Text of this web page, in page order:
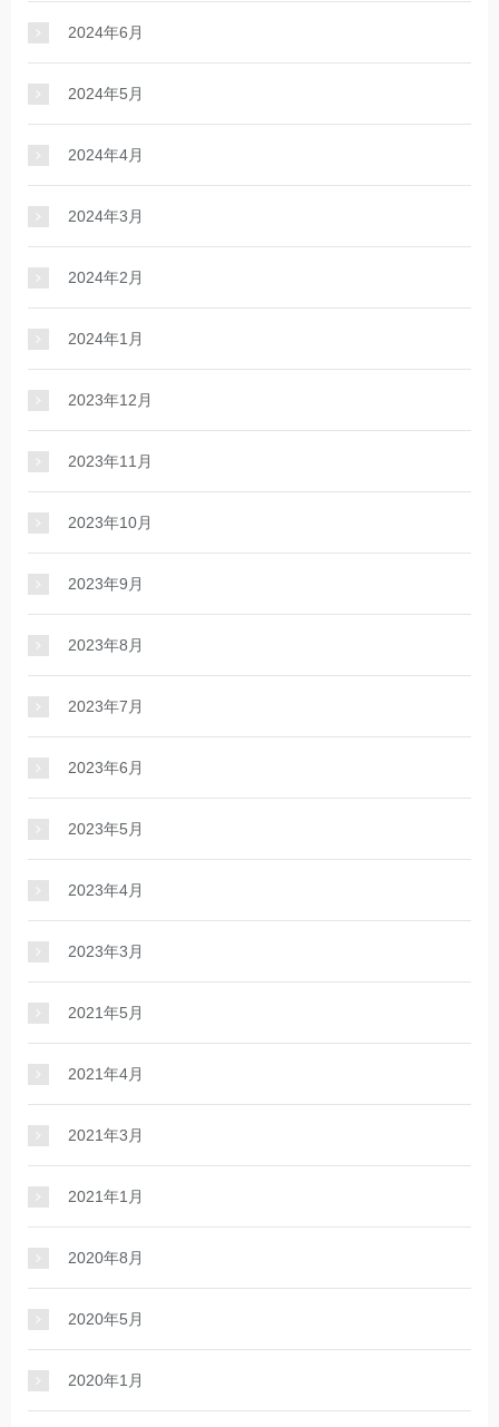
2024年6月
2024年5月
2024年4月
2024年3月
2024年2月
2024年1月
2023年12月
2023年11月
2023年10月
2023年9月
2023年8月
2023年7月
2023年6月
2023年5月
2023年4月
2023年3月
2021年5月
2021年4月
2021年3月
2021年1月
2020年8月
2020年5月
2020年1月